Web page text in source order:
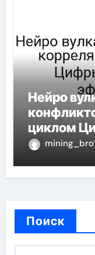
Нейро
циклом
Поиск